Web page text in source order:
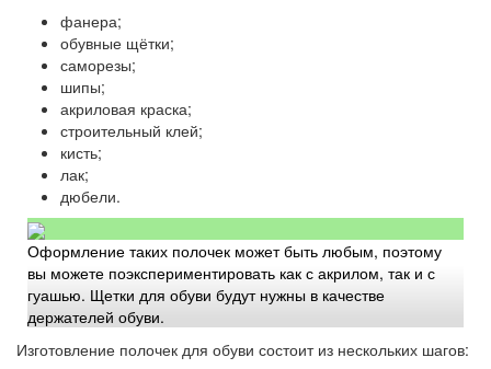
фанера;
обувные щётки;
саморезы;
шипы;
акриловая краска;
строительный клей;
кисть;
лак;
дюбели.
Оформление таких полочек может быть любым, поэтому
вы можете поэкспериментировать как с акрилом, так и с
гуашью. Щетки для обуви будут нужны в качестве
держателей обуви.
Изготовление полочек для обуви состоит из нескольких шагов: